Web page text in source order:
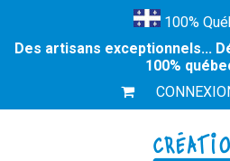
100%
Des artisans exceptionnels...
100%